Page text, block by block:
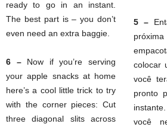
ready to go in an instant.
The best part is – you don’t
even need an extra baggie.
6 – Now if you’re serving
your apple snacks at home
here’s a cool little trick to try
with the corner pieces: Cut
three diagonal slits across
5 –
colocar
você
pronto
você